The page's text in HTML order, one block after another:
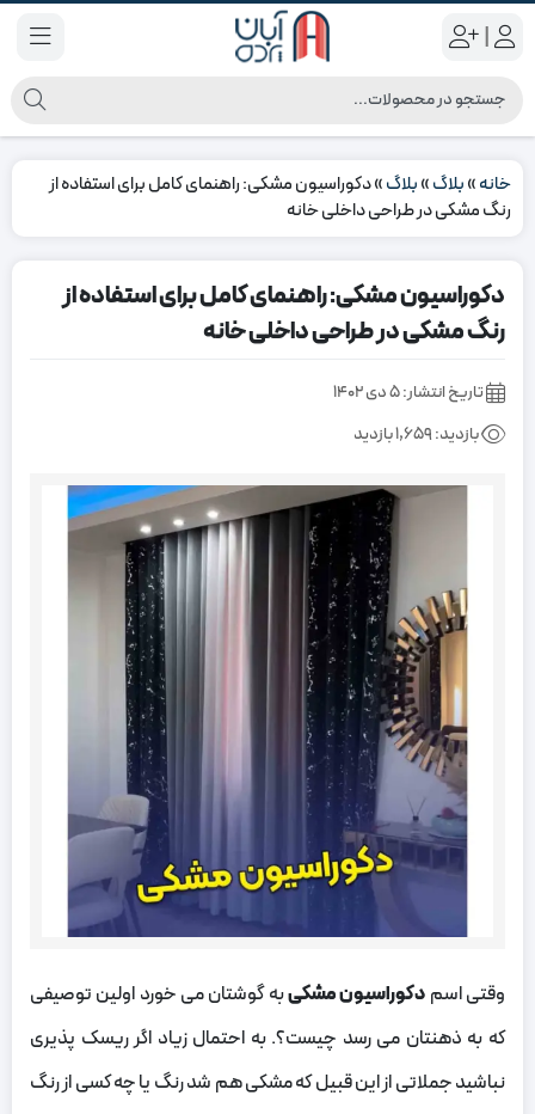
|
خانه»بلاگ»بلاگ»دکوراسیون مشکی: راهنمای کامل برای استفاده از
رنگ مشکی در طراحی داخلی خانه
دکوراسیون مشکی: راهنمای کامل برای استفاده از
رنگ مشکی در طراحی داخلی خانه
تاریخ انتشار:۵ دی ۱۴۰۲
بازدید:1,659 بازدید
وقتی اسم دکوراسیون مشکیبه گوشتان می خورد اولین توصیفی
که به ذهنتان می رسد چیست؟. به احتمال زیاد اگر ریسک پذیری
نباشید جملاتی از این قبیل که مشکی هم شد رنگ یا چه کسی از رنگ